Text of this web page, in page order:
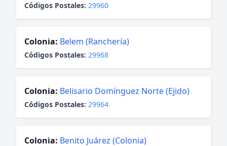
Códigos Postales: 29960
Colonia: Belem (Ranchería)
Códigos Postales: 29968
Colonia: Belisario Domínguez Norte (Ejido)
Códigos Postales: 29964
Colonia: Benito Juárez (Colonia)